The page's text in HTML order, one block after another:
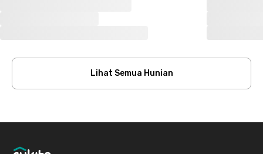
Lihat Semua Hunian